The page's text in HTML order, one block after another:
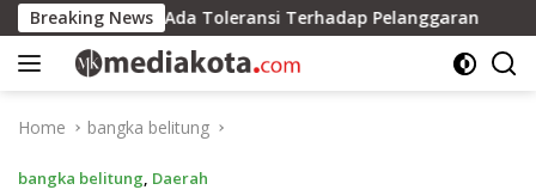
Skip
to
content
Breaking News
Tidak Ada Toleransi Terhadap Pelanggaran
Home bangka belitung
bangka belitung, Daerah